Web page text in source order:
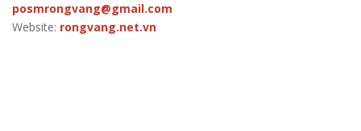
posmrongvang@gmail.com
Website: rongvang.net.vn